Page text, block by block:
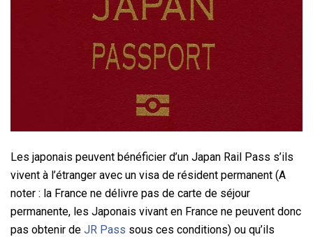
Les japonais peuvent bénéficier d’un Japan Rail Pass s’ils
vivent à l’étranger avec un visa de résident permanent (A
noter : la France ne délivre pas de carte de séjour
permanente, les Japonais vivant en France ne peuvent donc
pas obtenir de JR Pass sous ces conditions) ou qu’ils